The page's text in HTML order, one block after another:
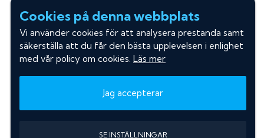
Cookies på denna webbplats
Vi använder cookies för att analysera prestanda samt
säkerställa att du får den bästa upplevelsen i enlighet
med vår policy om cookies. Läs mer
Jag accepterar
SE INSTÄLLNINGAR